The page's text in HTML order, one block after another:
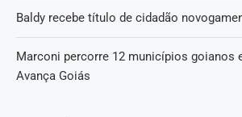
Baldy recebe título de cidadão
Marconi percorre 12 municípios goianos
Avança Goiás